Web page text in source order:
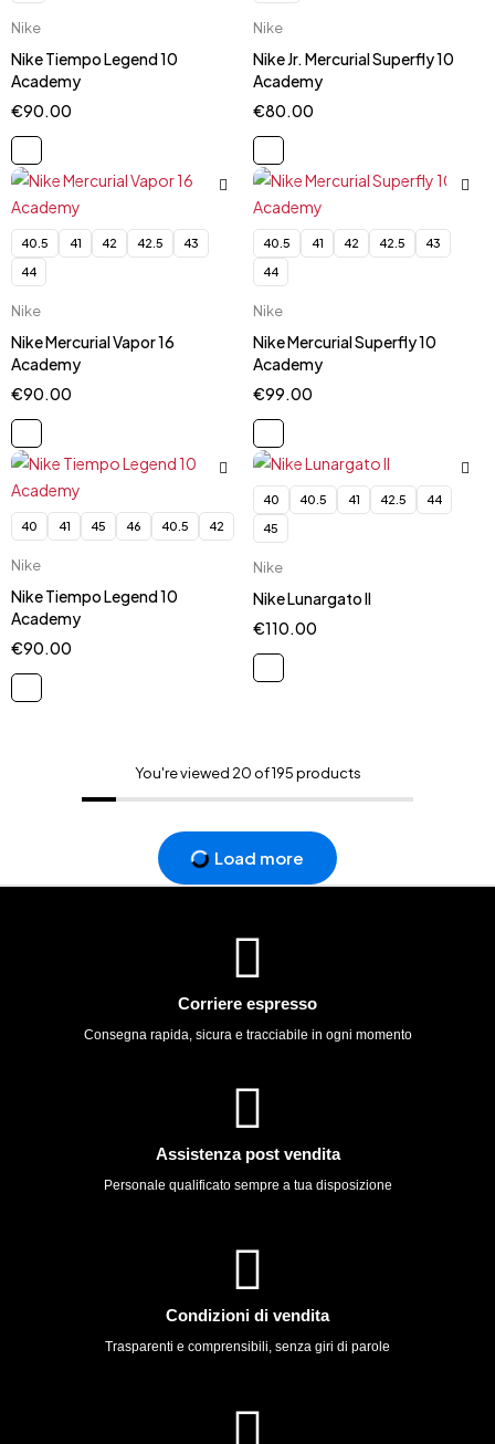
Nike
Nike Tiempo Legend 10
Academy
€90.00
Nike
Nike Jr. Mercurial Superfly 10
Academy
€80.00
40.5 41 42 42.5
43
44
Nike
Nike Mercurial Vapor 16
Academy
€90.00
40.5 41 42 42.5
43
44
Nike
Nike Mercurial Superfly 10
Academy
€99.00
40 41 45 46 40.5 42
Nike
Nike Tiempo Legend 10
Academy
€90.00
40 40.5 41 42.5
44
45
Nike
Nike Lunargato II
€110.00
You're viewed 20 of 195 products
Load more
Corriere espresso
Consegna rapida, sicura e tracciabile in ogni momento
Assistenza post vendita
Personale qualificato sempre a tua disposizione
Condizioni di vendita
Trasparenti e comprensibili, senza giri di parole